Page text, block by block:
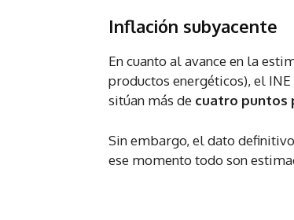
Inflación subyacente
En cuanto al avance en la
productos energéticos), el
sitúan más de cuatro puntos
Sin embargo, el dato
ese momento todo son